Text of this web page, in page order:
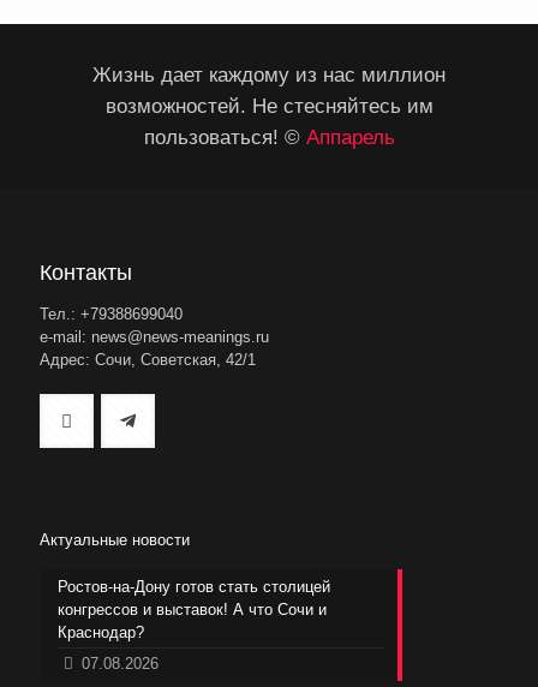
Жизнь дает каждому из нас миллион
возможностей. Не стесняйтесь им
пользоваться! © Аппарель
Контакты
Тел.: +79388699040
e-mail: news@news-meanings.ru
Адрес: Сочи, Советская, 42/1
Актуальные новости
Ростов-на-Дону готов стать столицей
конгрессов и выставок! А что Сочи и
Краснодар?
07.08.2026